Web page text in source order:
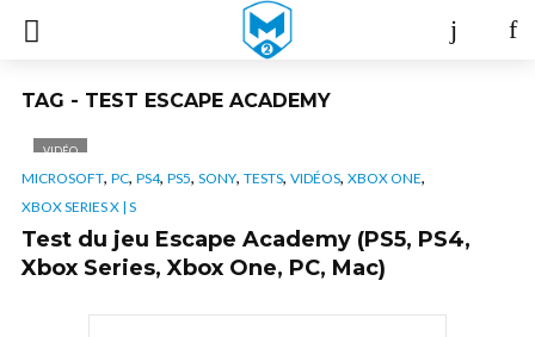
TAG - TEST ESCAPE ACADEMY
VIDÉO
MICROSOFT, PC, PS4, PS5, SONY, TESTS, VIDÉOS, XBOX ONE,
XBOX SERIES X | S
Test du jeu Escape Academy (PS5, PS4,
Xbox Series, Xbox One, PC, Mac)